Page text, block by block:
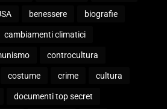
benessere biografie
cambiamenti climatici
controcultura
costume crime cultura
documenti top secret